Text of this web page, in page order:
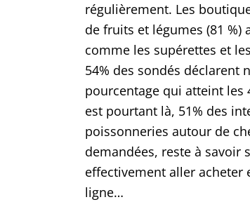
régulièrement. Les
de fruits et légumes (81
comme les supérettes et
54% des sondés déclarent
pourcentage qui atteint les
est pourtant là, 51% des
poissonneries autour de
demandées, reste à savoir
effectivement aller acheter
ligne…